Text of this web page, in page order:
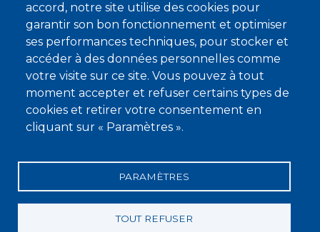
accord, notre site utilise des cookies pour
garantir son bon fonctionnement et optimiser
ses performances techniques, pour stocker et
accéder à des données personnelles comme
votre visite sur ce site. Vous pouvez à tout
moment accepter et refuser certains types de
cookies et retirer votre consentement en
cliquant sur « Paramètres ».
PARAMÈTRES
TOUT REFUSER
À propos
Qui sommes-nous ?
Devenir membre
Conditions générales de vente